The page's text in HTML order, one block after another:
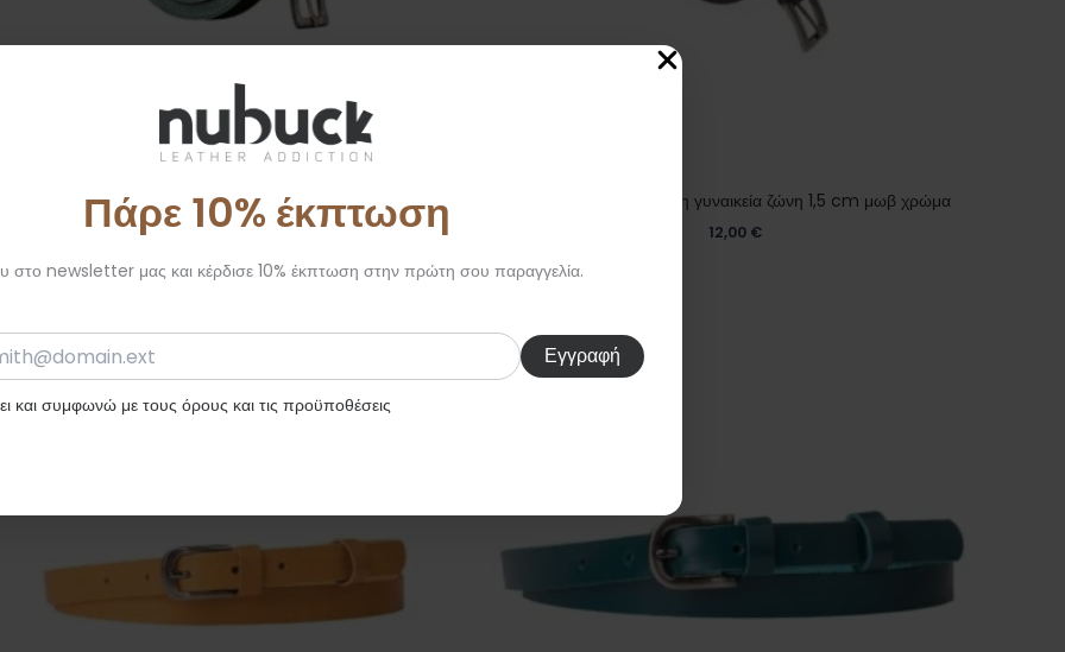
Πάρε 10% έκπτωση
στο newsletter μας και κέρδισε 10% έκπτωση στην πρώτη σου παραγγελία.
και συμφωνώ με τους όρους και τις προϋποθέσεις
Δερμάτινη γυναικεία χειροποίητη ζώνη σε πράσινο χρώμα
1,5 cm
Χειροποίητη δερμάτινη γυναικεία ζώνη 1,5 cm μωβ χρώμα
12,00 €